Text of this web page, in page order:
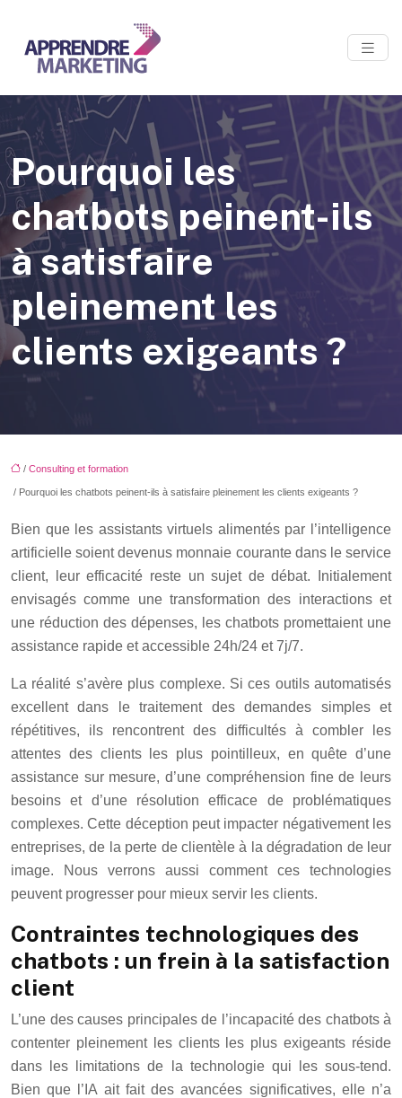
Pourquoi les
chatbots peinent-ils
à satisfaire
pleinement les
clients exigeants ?
/ Consulting et formation
/ Pourquoi les chatbots peinent-ils à satisfaire pleinement les clients exigeants ?
Bien que les assistants virtuels alimentés par l’intelligence
artificielle soient devenus monnaie courante dans le service
client, leur efficacité reste un sujet de débat. Initialement
envisagés comme une transformation des interactions et
une réduction des dépenses, les chatbots promettaient une
assistance rapide et accessible 24h/24 et 7j/7.
La réalité s’avère plus complexe. Si ces outils automatisés
excellent dans le traitement des demandes simples et
répétitives, ils rencontrent des difficultés à combler les
attentes des clients les plus pointilleux, en quête d’une
assistance sur mesure, d’une compréhension fine de leurs
besoins et d’une résolution efficace de problématiques
complexes. Cette déception peut impacter négativement les
entreprises, de la perte de clientèle à la dégradation de leur
image. Nous verrons aussi comment ces technologies
peuvent progresser pour mieux servir les clients.
Contraintes technologiques des
chatbots : un frein à la satisfaction
client
L’une des causes principales de l’incapacité des chatbots à
contenter pleinement les clients les plus exigeants réside
dans les limitations de la technologie qui les sous-tend.
Bien que l’IA ait fait des avancées significatives, elle n’a